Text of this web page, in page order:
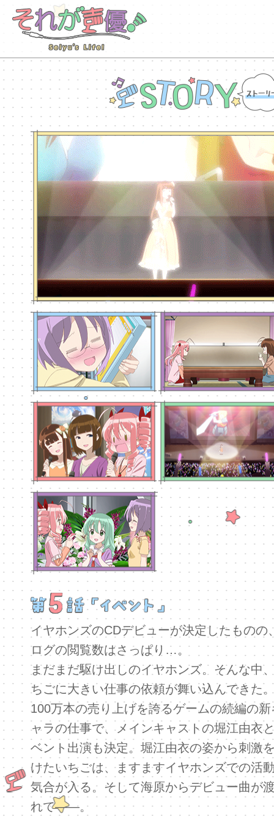
イヤホンズのCDデビューが決定したものの
ログの閲覧数はさっぱり…。
まだまだ駆け出しのイヤホンズ。そんな中
ちごに大きい仕事の依頼が舞い込んできた
100万本の売り上げを誇るゲームの続編の新
ャラの仕事で、メインキャストの堀江由衣
ベント出演も決定。堀江由衣の姿から刺激
けたいちごは、ますますイヤホンズでの活
気合が入る。そして海原からデビュー曲が
れて――。